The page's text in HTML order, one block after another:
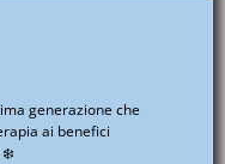
generazione che
ai benefici
❄️